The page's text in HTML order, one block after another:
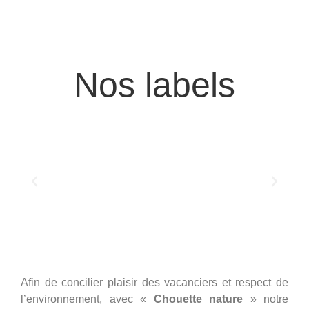
Nos labels
Afin de concilier plaisir des vacanciers et respect de
l’environnement, avec « Chouette nature » notre